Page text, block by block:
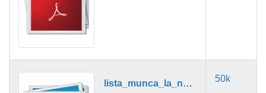
lista_munca_la_negru_11_2018.pdf 50k